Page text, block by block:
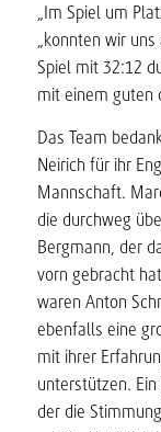
„Im Spiel um
„konnten wir
Spiel mit 32:12
mit einem guten
Das Team
Neirich für ihr
Mannschaft.
die durchweg
Bergmann, der
vorn gebracht
waren Anton
ebenfalls eine
mit ihrer
unterstützen.
der die